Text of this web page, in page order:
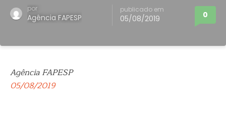
por
Agência FAPESP
publicado em
05/08/2019 0
Agência FAPESP
05/08/2019